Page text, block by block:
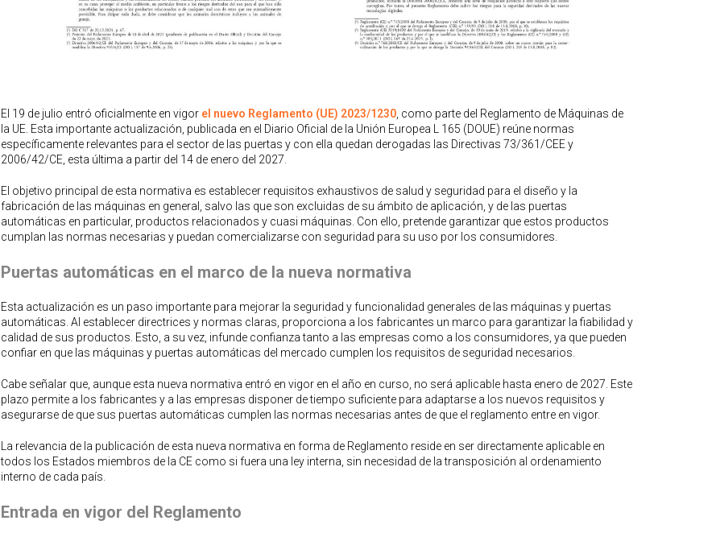
El 19 de julio entró oficialmente en vigor el nuevo Reglamento (UE) 2023/1230 , como parte del Reglamento de Máquinas de
la UE. Esta importante actualización, publicada en el Diario Oficial de la Unión Europea L 165 (DOUE) reúne normas
específicamente relevantes para el sector de las puertas y con ella quedan derogadas las Directivas 73/361/CEE y
2006/42/CE, esta última a partir del 14 de enero del 2027.
El objetivo principal de esta normativa es establecer requisitos exhaustivos de salud y seguridad para el diseño y la
fabricación de las máquinas en general, salvo las que son excluidas de su ámbito de aplicación, y de las puertas
automáticas en particular, productos relacionados y cuasi máquinas. Con ello, pretende garantizar que estos productos
cumplan las normas necesarias y puedan comercializarse con seguridad para su uso por los consumidores.
Puertas automáticas en el marco de la nueva normativa
Esta actualización es un paso importante para mejorar la seguridad y funcionalidad generales de las máquinas y puertas
automáticas. Al establecer directrices y normas claras, proporciona a los fabricantes un marco para garantizar la fiabilidad y
calidad de sus productos. Esto, a su vez, infunde confianza tanto a las empresas como a los consumidores, ya que pueden
confiar en que las máquinas y puertas automáticas del mercado cumplen los requisitos de seguridad necesarios.
Cabe señalar que, aunque esta nueva normativa entró en vigor en el año en curso, no será aplicable hasta enero de 2027. Este
plazo permite a los fabricantes y a las empresas disponer de tiempo suficiente para adaptarse a los nuevos requisitos y
asegurarse de que sus puertas automáticas cumplen las normas necesarias antes de que el reglamento entre en vigor.
La relevancia de la publicación de esta nueva normativa en forma de Reglamento reside en ser directamente aplicable en
todos los Estados miembros de la CE como si fuera una ley interna, sin necesidad de la transposición al ordenamiento
interno de cada país.
Entrada en vigor del Reglamento